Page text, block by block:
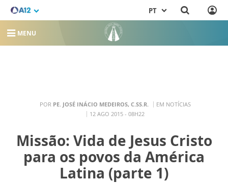
PT
MENU
POR PE. JOSÉ INÁCIO MEDEIROS, C.SS.R.
EM NOTÍCIAS
12 AGO 2015 - 08H22
Missão: Vida de Jesus Cristo
para os povos da América
Latina (parte 1)